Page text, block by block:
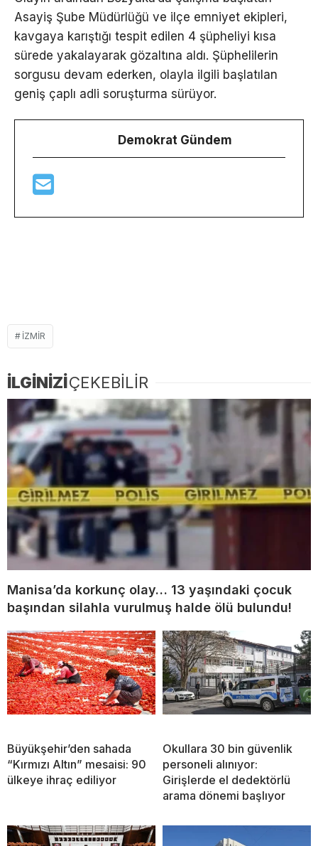
Asayiş Şube Müdürlüğü ve ilçe emniyet ekipleri,
kavgaya karıştığı tespit edilen 4 şüpheliyi kısa
sürede yakalayarak gözaltına aldı. Şüphelilerin
sorgusu devam ederken, olayla ilgili başlatılan
geniş çaplı adli soruşturma sürüyor.
Demokrat Gündem
IZMIR
İLGİNİZİÇEKEBİLİR
Manisa’da korkunç olay… 13 yaşındaki çocuk
başından silahla vurulmuş halde ölü bulundu!
Büyükşehir’den sahada
“Kırmızı Altın” mesaisi: 90
ülkeye ihraç ediliyor
Okullara 30 bin güvenlik
personeli alınıyor:
Girişlerde el dedektörlü
arama dönemi başlıyor